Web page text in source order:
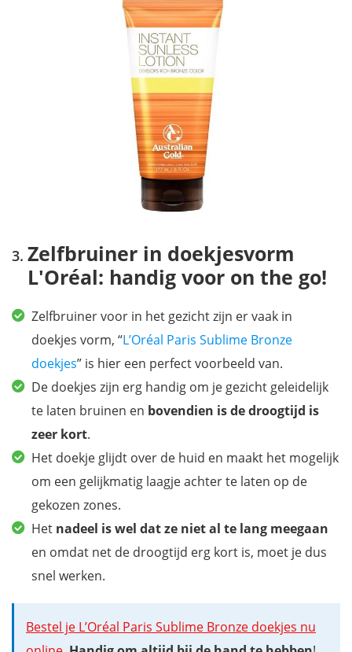
Zelfbruiner in doekjesvorm
L'Oréal: handig voor on the go!
Zelfbruiner voor in het gezicht zijn er vaak in
doekjes vorm, “L’Oréal Paris Sublime Bronze
doekjes” is hier een perfect voorbeeld van.
De doekjes zijn erg handig om je gezicht geleidelijk
te laten bruinen en bovendien is de droogtijd is
zeer kort.
Het doekje glijdt over de huid en maakt het mogelijk
om een gelijkmatig laagje achter te laten op de
gekozen zones.
Het nadeel is wel dat ze niet al te lang meegaan
en omdat net de droogtijd erg kort is, moet je dus
snel werken.
Bestel je L’Oréal Paris Sublime Bronze doekjes nu